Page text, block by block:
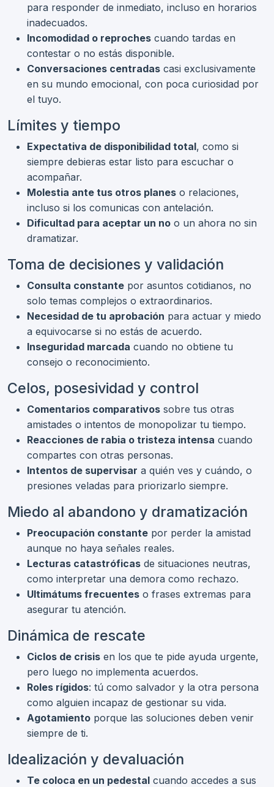
para responder de inmediato, incluso en horarios
inadecuados.
Incomodidad o reproches cuando tardas en
contestar o no estás disponible.
Conversaciones centradas casi exclusivamente
en su mundo emocional, con poca curiosidad por
el tuyo.
Límites y tiempo
Expectativa de disponibilidad total, como si
siempre debieras estar listo para escuchar o
acompañar.
Molestia ante tus otros planes o relaciones,
incluso si los comunicas con antelación.
Dificultad para aceptar un no o un ahora no sin
dramatizar.
Toma de decisiones y validación
Consulta constante por asuntos cotidianos, no
solo temas complejos o extraordinarios.
Necesidad de tu aprobación para actuar y miedo
a equivocarse si no estás de acuerdo.
Inseguridad marcada cuando no obtiene tu
consejo o reconocimiento.
Celos, posesividad y control
Comentarios comparativos sobre tus otras
amistades o intentos de monopolizar tu tiempo.
Reacciones de rabia o tristeza intensa cuando
compartes con otras personas.
Intentos de supervisar a quién ves y cuándo, o
presiones veladas para priorizarlo siempre.
Miedo al abandono y dramatización
Preocupación constante por perder la amistad
aunque no haya señales reales.
Lecturas catastróficas de situaciones neutras,
como interpretar una demora como rechazo.
Ultimátums frecuentes o frases extremas para
asegurar tu atención.
Dinámica de rescate
Ciclos de crisis en los que te pide ayuda urgente,
pero luego no implementa acuerdos.
Roles rígidos: tú como salvador y la otra persona
como alguien incapaz de gestionar su vida.
Agotamiento porque las soluciones deben venir
siempre de ti.
Idealización y devaluación
Te coloca en un pedestal cuando accedes a sus